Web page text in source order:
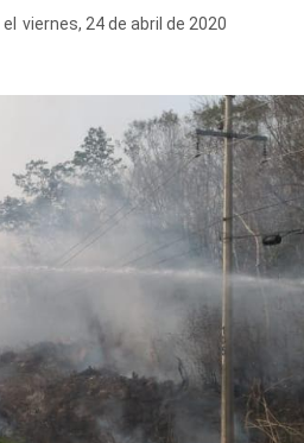
el viernes, 24 de abril de 2020